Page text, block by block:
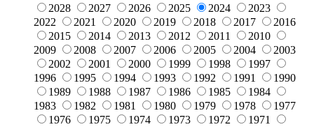
2028
2027 2026 2025 2024
2023
2022
2021 2020 2019 2018 2017
2016
2015
2014 2013 2012 2011
2010
2009
2008 2007 2006 2005 2004
2003
2002
2001 2000 1999 1998
1997
1996
1995 1994 1993 1992 1991
1990
1989
1988 1987 1986 1985
1984
1983
1982 1981 1980 1979 1978
1977
1976
1975 1974 1973 1972
1971